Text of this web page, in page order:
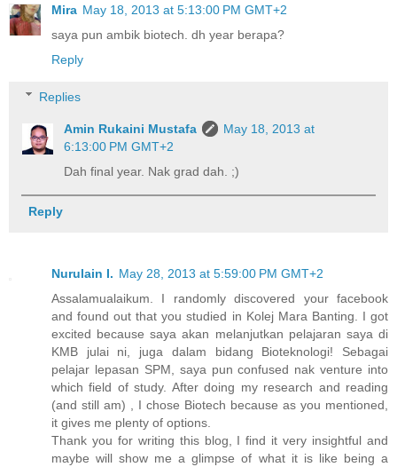
Mira May 18, 2013 at 5:13:00 PM GMT+2
saya pun ambik biotech. dh year berapa?
Reply
Replies
Amin Rukaini Mustafa
May 18, 2013 at
6:13:00 PM GMT+2
Dah final year. Nak grad dah. ;)
Reply
Nurulain I. May 28, 2013 at 5:59:00 PM GMT+2
Assalamualaikum. I randomly discovered your facebook
and found out that you studied in Kolej Mara Banting. I got
excited because saya akan melanjutkan pelajaran saya di
KMB julai ni, juga dalam bidang Bioteknologi! Sebagai
pelajar lepasan SPM, saya pun confused nak venture into
which field of study. After doing my research and reading
(and still am) , I chose Biotech because as you mentioned,
it gives me plenty of options.
Thank you for writing this blog, I find it very insightful and
maybe will show me a glimpse of what it is like being a